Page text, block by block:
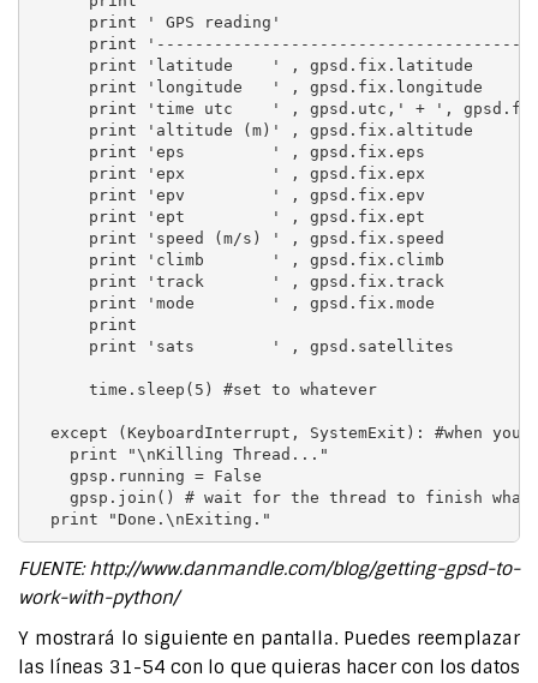
      print ' GPS reading'
print
      print 'latitude    ' , gpsd.fix.latitude
      print 'longitude   ' , gpsd.fix.longitude
print 'time utc    ' , gpsd.utc,' + ',
      print 'altitude (m)' , gpsd.fix.altitude
      print 'eps         ' , gpsd.fix.eps
      print 'epx         ' , gpsd.fix.epx
      print 'epv         ' , gpsd.fix.epv
      print 'ept         ' , gpsd.fix.ept
      print 'speed (m/s) ' , gpsd.fix.speed
      print 'climb       ' , gpsd.fix.climb
      print 'track       ' , gpsd.fix.track
      print 'mode        ' , gpsd.fix.mode
      print
      print 'sats        ' , gpsd.satellites
      time.sleep(5) #set to whatever
except (KeyboardInterrupt, SystemExit): #when you
    print "\nKilling Thread..."
    gpsp.running = False
gpsp.join() # wait for the thread to finish what
  print "Done.\nExiting."
FUENTE: http://www.danmandle.com/blog/getting-gpsd-to-
work-with-python/
Y mostrará lo siguiente en pantalla. Puedes reemplazar
las líneas 31-54 con lo que quieras hacer con los datos